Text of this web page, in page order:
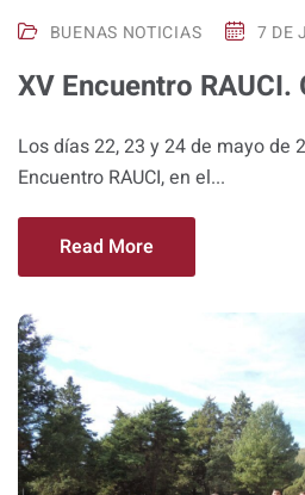
BUENAS NOTICIAS 7 DE
XV Encuentro RAUCI.
Los días 22, 23 y 24 de mayo de
Encuentro RAUCI, en el...
Read More